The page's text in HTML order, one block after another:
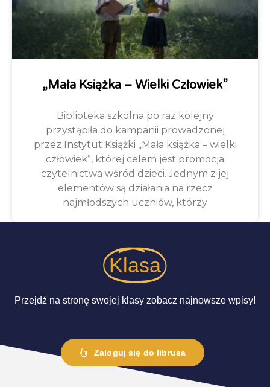
„Mała Książka – Wielki Człowiek”
Biblioteka szkolna po raz kolejny
przystąpiła do kampanii prowadzonej
przez Instytut Książki „Mała książka – wielki
człowiek”, której celem jest promocja
czytelnictwa wśród dzieci. Jednym z jej
elementów są działania na rzecz
najmłodszych uczniów, którzy
Klasa
Przejdź na stronę swojej klasy zobacz najnowsze wpisy!
Zaloguj się do librusa